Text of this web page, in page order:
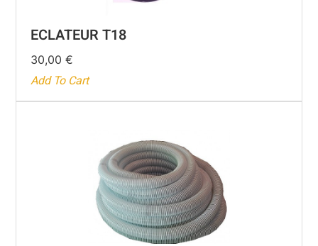
ECLATEUR T18
30,00€
Add To Cart